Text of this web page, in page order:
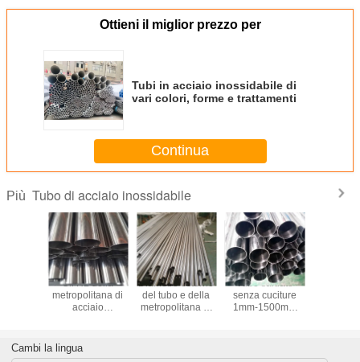
Ottieni il miglior prezzo per
Tubi in acciaio inossidabile di
vari colori, forme e trattamenti
Continua
Più Tubo di acciaio inossidabile
ERW
Gli HL della
metropolitana di
acciaio
SS430 hanno
spazzolato ASTM
Diametro esterno
del tubo e della
metropolitana 6-
Tubo saldato
senza cuciture
1mm-1500mm
SS200
Cambi la lingua